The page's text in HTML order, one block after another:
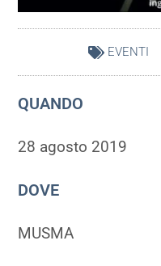
EVENTI
QUANDO
28 agosto 2019
DOVE
MUSMA